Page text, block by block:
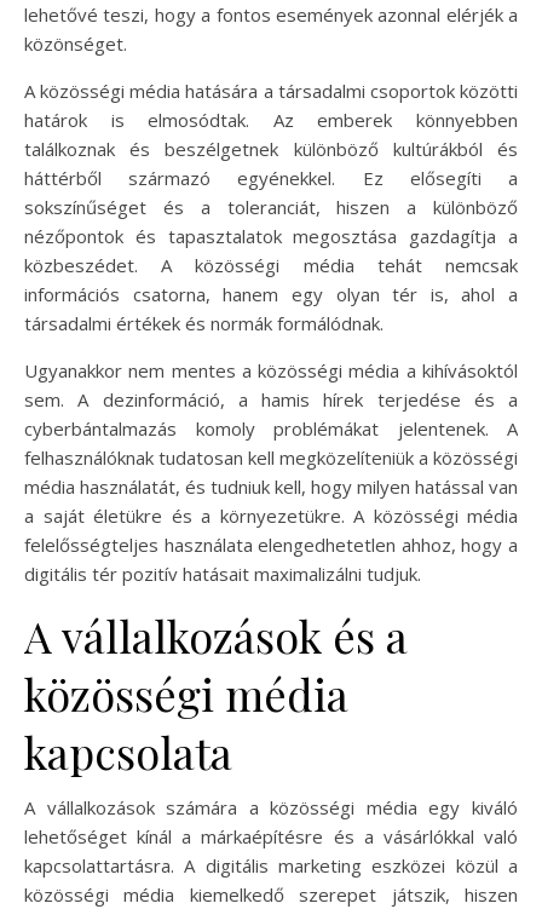
lehetővé teszi, hogy a fontos események azonnal elérjék a
közönséget.
A közösségi média hatására a társadalmi csoportok közötti
határok is elmosódtak. Az emberek könnyebben
találkoznak és beszélgetnek különböző kultúrákból és
háttérből származó egyénekkel. Ez elősegíti a
sokszínűséget és a toleranciát, hiszen a különböző
nézőpontok és tapasztalatok megosztása gazdagítja a
közbeszédet. A közösségi média tehát nemcsak
információs csatorna, hanem egy olyan tér is, ahol a
társadalmi értékek és normák formálódnak.
Ugyanakkor nem mentes a közösségi média a kihívásoktól
sem. A dezinformáció, a hamis hírek terjedése és a
cyberbántalmazás komoly problémákat jelentenek. A
felhasználóknak tudatosan kell megközelíteniük a közösségi
média használatát, és tudniuk kell, hogy milyen hatással van
a saját életükre és a környezetükre. A közösségi média
felelősségteljes használata elengedhetetlen ahhoz, hogy a
digitális tér pozitív hatásait maximalizálni tudjuk.
A vállalkozások és a
közösségi média
kapcsolata
A vállalkozások számára a közösségi média egy kiváló
lehetőséget kínál a márkaépítésre és a vásárlókkal való
kapcsolattartásra. A digitális marketing eszközei közül a
közösségi média kiemelkedő szerepet játszik, hiszen